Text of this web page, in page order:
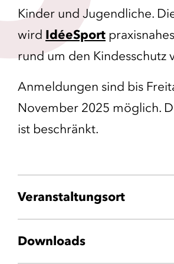
Kinder und Jugendliche.
wird IdéeSport
rund um den Kindesschutz
Anmeldungen sind bis
November 2025 möglich.
ist beschränkt.
Veranstaltungsort
Downloads